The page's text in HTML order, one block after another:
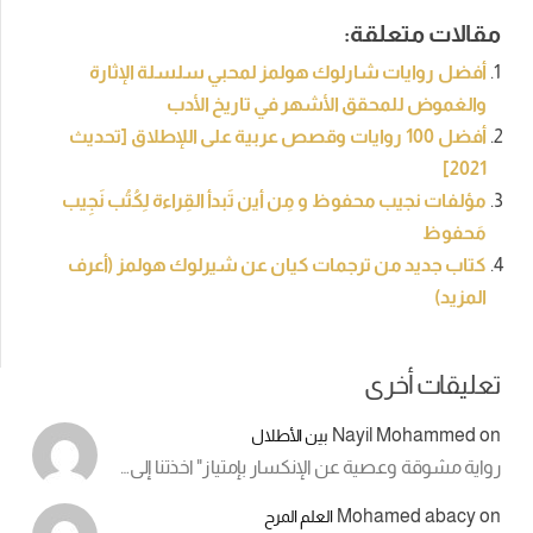
مقالات متعلقة:
أفضل روايات شارلوك هولمز لمحبي سلسلة الإثارة
والغموض للمحقق الأشهر في تاريخ الأدب
أفضل 100 روايات وقصص عربية على اللإطلاق [تحديث
2021]
مؤلفات نجيب محفوظ و مِن أين تَبدأ القِراءة لِكُتُب نَجِيب
مَحفوظ
كتاب جديد من ترجمات كيان عن شيرلوك هولمز (أعرف
المزيد)
تعليقات أخرى
Nayil Mohammed on بين الأطلال
رواية مشوقة وعصية عن الإنكسار بإمتياز" اخذتنا إلى…
Mohamed abacyon العلم المرح